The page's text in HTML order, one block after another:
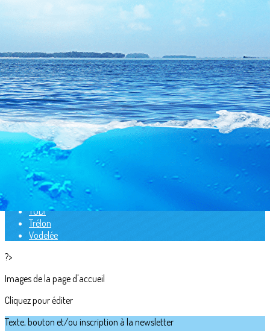
Exporter les lignes sélectionnées
Exporter uniquement les colonnes affichées
Menu
<
>
Barges
Barrage de l'Eau d'Heure
Duiktank
Dour
Fosse Nautilus Amiens
La Croisette
Lac bleu de Roeux
Rochefontaine
TODI
Trélon
Vodelée
?>
Images de la page d'accueil
Cliquez pour éditer
Texte, bouton et/ou inscription à la newsletter